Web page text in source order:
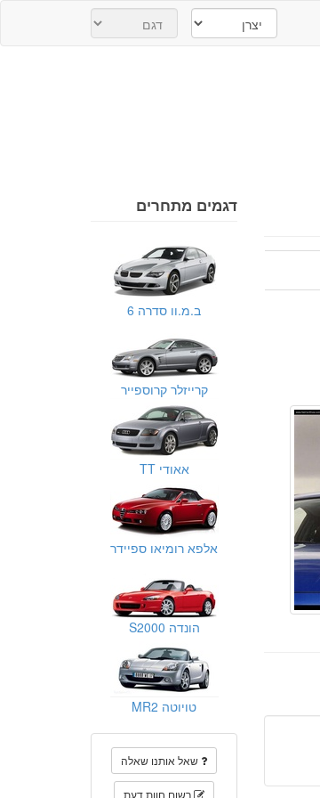
דגמים מתחרים
ב.מ.וו סדרה 6
קרייזלר קרוספייר
אאודי TT
אלפא רומיאו ספיידר
הונדה S2000
טויוטה MR2
שאל אותנו שאלה
רשום חוות דעת